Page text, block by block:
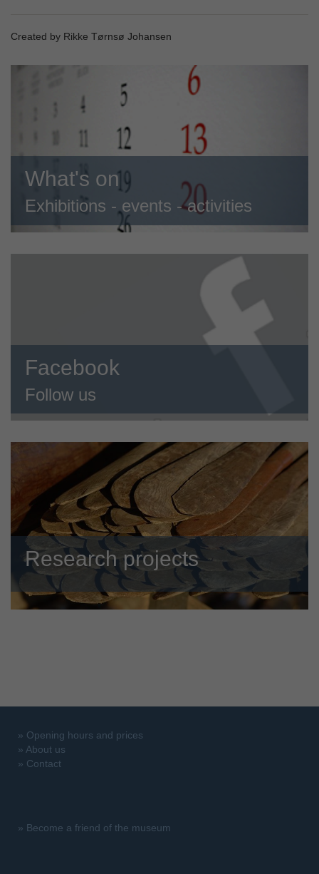
Created by Rikke Tørnsø Johansen
What's on
Exhibitions - events - activities
Facebook
Follow us
Research projects
» Opening hours and prices
» About us
» Contact
» Become a friend of the museum